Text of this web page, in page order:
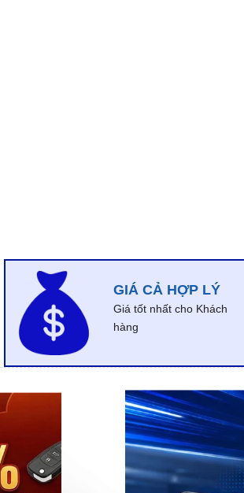
GIÁ CẢ HỢP LÝ
Giá tốt nhất cho Khách
hàng